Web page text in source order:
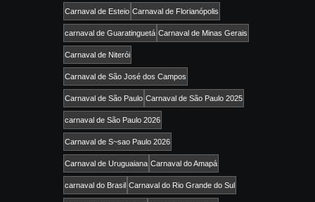
Carnaval de Esteio Carnaval de Florianópolis
carnaval de Guaratinguetá Carnaval de Minas Gerais
Carnaval de Niterói
Carnaval de São José dos Campos
Carnaval de São Paulo Carnaval de São Paulo 2025
carnaval de São Paulo 2026
Carnaval de S~sao Paulo 2026
Carnaval de Uruguaiana Carnaval do Amapá
carnaval do Brasil Carnaval do Rio Grande do Sul